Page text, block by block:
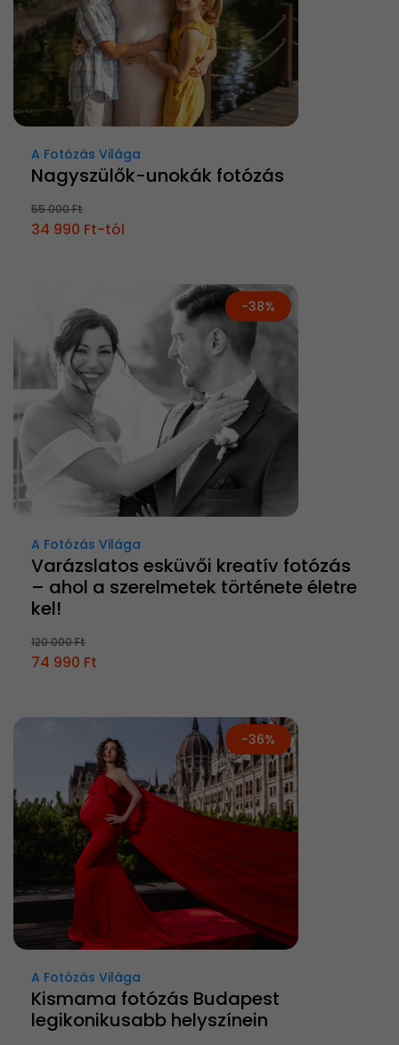
A Fotózás Világa
Nagyszülők-unokák fotózás
55 000 Ft
34 990 Ft-tól
-38%
A Fotózás Világa
Varázslatos esküvői kreatív fotózás
– ahol a szerelmetek története életre
kel!
120 000 Ft
74 990 Ft
-36%
A Fotózás Világa
Kismama fotózás Budapest
legikonikusabb helyszínein